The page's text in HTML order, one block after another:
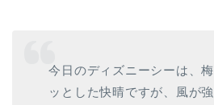
今日のディズニーシーは、
ッとした快晴ですが、風が強